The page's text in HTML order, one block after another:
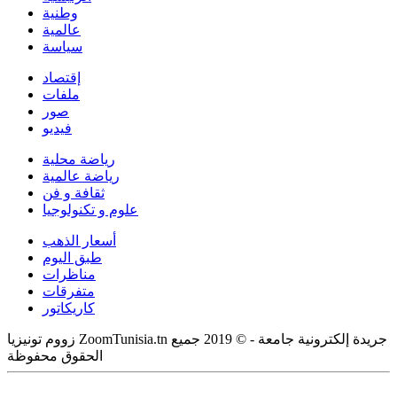
وطنية
عالمية
سياسة
إقتصاد
ملفات
صور
فيديو
رياضة محلية
رياضة عالمية
ثقافة و فن
علوم و تكنولوجيا
أسعار الذهب
طبق اليوم
مناظرات
متفرقات
كاريكاتور
زووم تونيزيا ZoomTunisia.tn جريدة إلكترونية جامعة - © 2019 جميع
الحقوق محفوظة